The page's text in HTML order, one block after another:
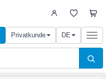
Privatkunde DE